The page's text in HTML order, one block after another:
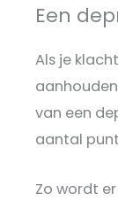
Een
Als je
van een
aantal
Zo wordt